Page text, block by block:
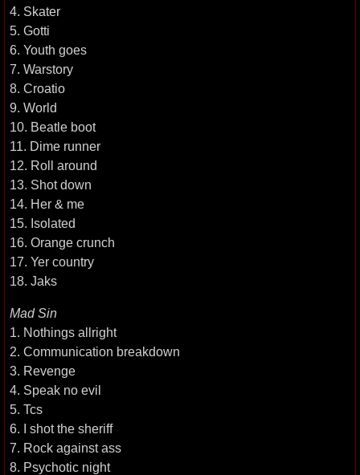
4. Skater
5. Gotti
6. Youth goes
7. Warstory
8. Croatio
9. World
10. Beatle boot
11. Dime runner
12. Roll around
13. Shot down
14. Her & me
15. Isolated
16. Orange crunch
17. Yer country
18. Jaks
Mad Sin
1. Nothings allright
2. Communication breakdown
3. Revenge
4. Speak no evil
5. Tcs
6. I shot the sheriff
7. Rock against ass
8. Psychotic night